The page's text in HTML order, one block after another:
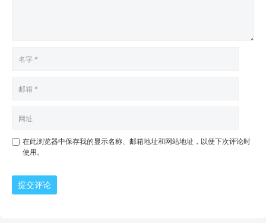
在此浏览器中保存我的显示名称、邮箱地址和网站地址，以便下次评论时
使用。
提交评论